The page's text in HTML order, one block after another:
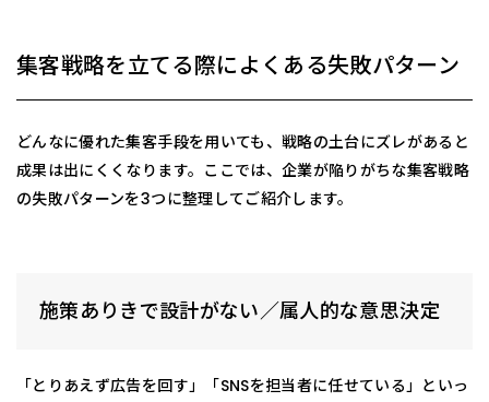
集客戦略を立てる際によくある失敗パターン
どんなに優れた集客手段を用いても、戦略の土台にズレがあると
成果は出にくくなります。ここでは、企業が陥りがちな集客戦略
の失敗パターンを3つに整理してご紹介します。
施策ありきで設計がない／属人的な意思決定
「とりあえず広告を回す」「SNSを担当者に任せている」といっ